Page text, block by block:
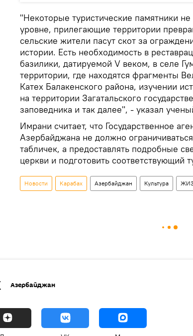
"Некоторые туристические памятники
уровне, прилегающие территории
сельские жители пасут скот за
истории. Есть необходимость в
базилики, датируемой V веком, в селе
территории, где находятся фрагменты
Катех Балакенского района, изучении
на территории Загатальского
заповедника и так далее", - указал
Имрани считает, что Государственное
Азербайджана не должно
табличек, а предоставлять подробные
церкви и подготовить соответствующий
Новости Карабах Азербайджан Культура
Азербайджан